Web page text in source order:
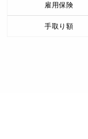
雇用保険
手取り額